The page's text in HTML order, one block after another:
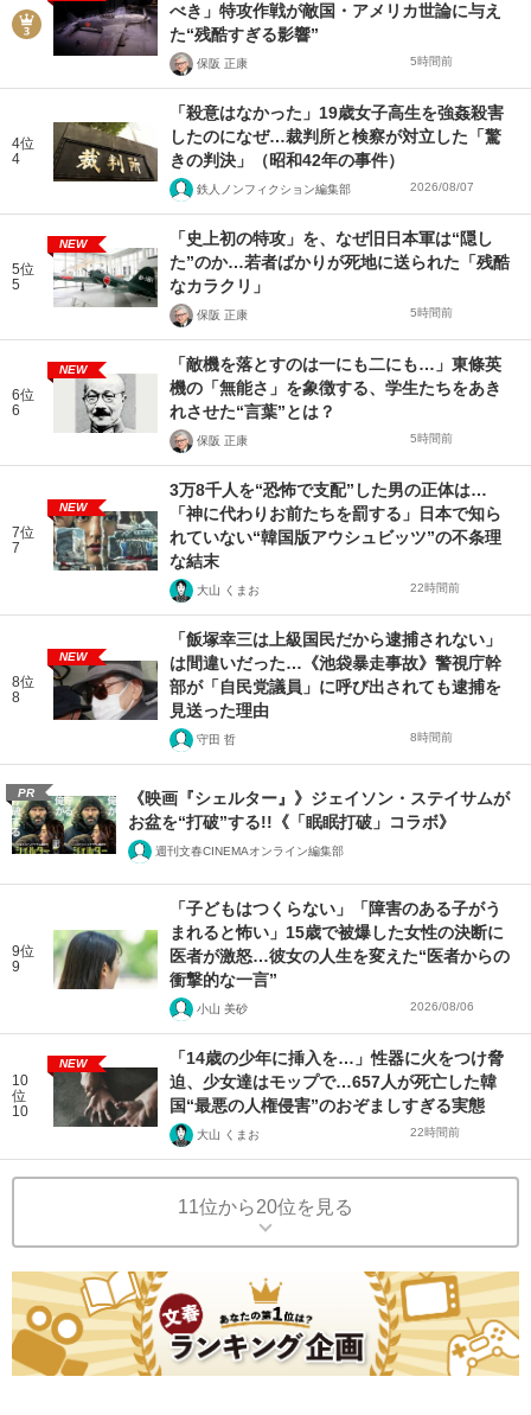
べき」特攻作戦が敵国・アメリカ世論に与え
た“残酷すぎる影響”
保阪 正康 5時間前
4位
4
「殺意はなかった」19歳女子高生を強姦殺害
したのになぜ…裁判所と検察が対立した「驚
きの判決」（昭和42年の事件）
鉄人ノンフィクション編集部 2026/08/07
5位
5
NEW
「史上初の特攻」を、なぜ旧日本軍は“隠し
た”のか…若者ばかりが死地に送られた「残酷
なカラクリ」
保阪 正康 5時間前
6位
6
NEW
「敵機を落とすのは一にも二にも…」東條英
機の「無能さ」を象徴する、学生たちをあき
れさせた“言葉”とは？
保阪 正康 5時間前
7位
7
NEW
3万8千人を“恐怖で支配”した男の正体は…
「神に代わりお前たちを罰する」日本で知ら
れていない“韓国版アウシュビッツ”の不条理
な結末
大山 くまお 22時間前
8位
8
NEW
「飯塚幸三は上級国民だから逮捕されない」
は間違いだった…《池袋暴走事故》警視庁幹
部が「自民党議員」に呼び出されても逮捕を
見送った理由
守田 哲 8時間前
PR
《映画『シェルター』》ジェイソン・ステイサムが
お盆を“打破”する!!《「眠眠打破」コラボ》
週刊文春CINEMAオンライン編集部
9位
9
「子どもはつくらない」「障害のある子がう
まれると怖い」15歳で被爆した女性の決断に
医者が激怒…彼女の人生を変えた“医者からの
衝撃的な一言”
小山 美砂 2026/08/06
10
位
10
NEW
「14歳の少年に挿入を…」性器に火をつけ脅
迫、少女達はモップで…657人が死亡した韓
国“最悪の人権侵害”のおぞましすぎる実態
大山 くまお 22時間前
11位から20位を見る